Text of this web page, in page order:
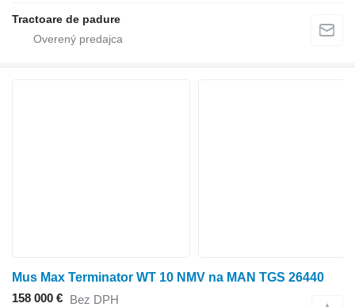
Tractoare de padure
Mus Max Terminator WT 10 NMV na MAN TGS 26440
158 000 € Bez DPH